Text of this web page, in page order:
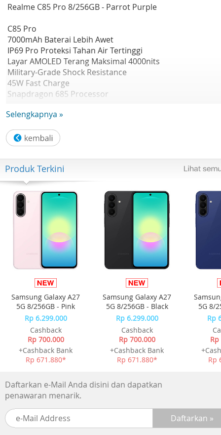
Realme C85 Pro 8/256GB - Parrot Purple
C85 Pro
7000mAh Baterai Lebih Awet
IP69 Pro Proteksi Tahan Air Tertinggi
Layar AMOLED Terang Maksimal 4000nits
Military-Grade Shock Resistance
45W Fast Charge
Snapdragon 685 Processor
AI Outdoor Mode
Speaker UltraBoom 400%
50M AI Camera
Desain Bulu yang Ringan
RAM 8GB
ROM 256GB
realme UI
Selengkapnya »
Produk Terkini
Samsung Galaxy A27
5G 8/256GB - Pink
Rp 6.299.000
Cashback
Rp 700.000
+Cashback Bank
Rp 671.880*
Samsung Galaxy A27
5G 8/256GB - Black
Rp 6.299.000
Cashback
Rp 700.000
+Cashback Bank
Rp 671.880*
5G 8/
Rp
Rp
Daftarkan e-Mail Anda disini dan dapatkan
penawaran menarik.